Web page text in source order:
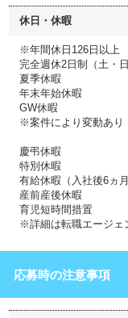
休日・休暇
※年間休日126日以上
完全週休2日制（土・日
夏季休暇
年末年始休暇
GW休暇
※案件により変動あり
慶弔休暇
特別休暇
有給休暇（入社後6ヵ
産前産後休暇
育児短時間措置
※詳細は転職エージェ
応募時の注意事項